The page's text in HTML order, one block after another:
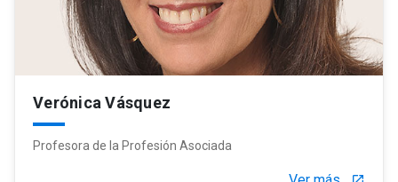
Verónica Vásquez
Profesora de la Profesión Asociada